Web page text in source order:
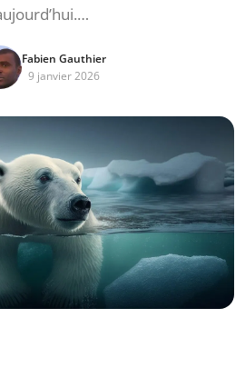
Fabien Gauthier
9 janvier 2026